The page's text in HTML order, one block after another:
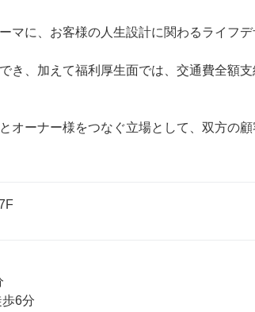
マに、お客様の人生設計に関わるライフ
き、加えて福利厚生面では、交通費全額
オーナー様をつなぐ立場として、双方の
6分